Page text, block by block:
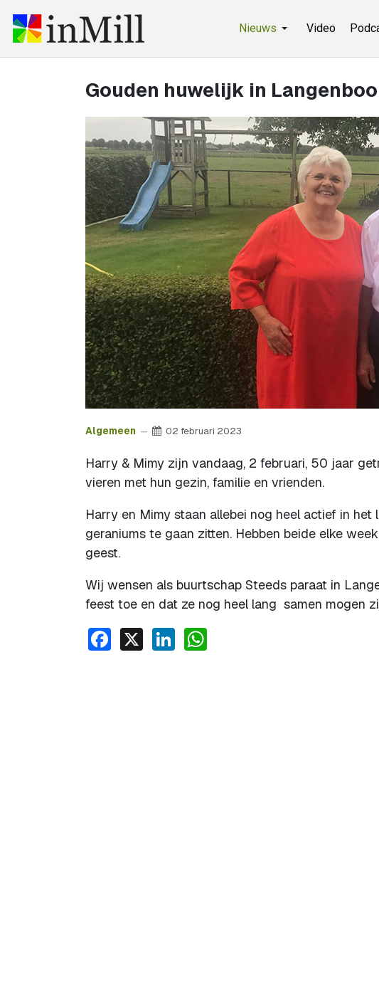
Nieuws Video
Gouden huwelijk in
Algemeen 02 februari 2023
Harry & Mimy zijn vandaag, 2 februari, 50 jaar
vieren met hun gezin, familie en vrienden.
Harry en Mimy staan allebei nog heel actief in
geraniums te gaan zitten. Hebben beide elke
geest.
Wij wensen als buurtschap Steeds paraat in
feest toe en dat ze nog heel lang samen mogen
Facebook
X LinkedIn